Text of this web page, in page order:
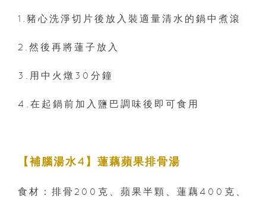
1.豬心洗淨切片後放入裝適量清水的鍋中煮滾
2.然後再將蓮子放入
3.用中火燉30分鐘
4.在起鍋前加入鹽巴調味後即可食用
【補腦湯水4】蓮藕蘋果排骨湯
食材：排骨200克、蘋果半顆、蓮藕400克、